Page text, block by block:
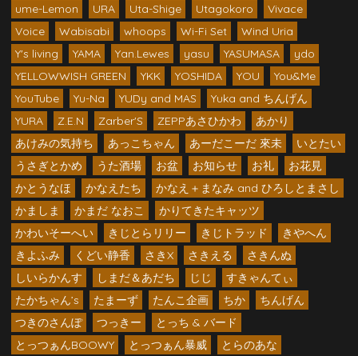
ume-Lemon
URA Uta-Shige Utagokoro
Vivace
Voice
Wabisabi whoops Wi-Fi Set
Wind Uria
Y's living
YAMA Yan.Lewes yasu YASUMASA
ydo
YELLOWWISH GREEN
YKK YOSHIDA YOU
You&Me
YouTube
Yu-Na YUDy and MAS
Yuka and ちんげん
YURA
Z.E.N Zarber'S ZEPPあさひかわ
あかり
あけみの気持ち
あっこちゃん あーだこーだ 來未
いとたい
うさぎとかめ
うた酒場 お盆 お知らせ お礼
お花見
かとうなほ
かなえたち
かなえ＋まなみ and ひろしとまさし
かましま
かまだ なおこ
かりてきたキャッツ
かわいそーへい
きじとらリリー きじトラッド
きやへん
きよふみ
くどい静香 さきX さきえる
さきんぬ
しいらかんす
しまだ＆あだち じじ
すきゃんてぃ
たかちゃん’s
たまーず たんこ企画 ちか
ちんげん
つきのさんぽ
つっきー
とっち & バード
とっつぁんBOOWY
とっつぁん暴威 とらのあな